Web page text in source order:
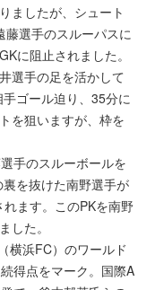
ましたが、シュート
選手のスルーパスに
に阻止されました。
選手の足を活かして
ゴール迫り、35分に
を狙いますが、枠を
手のスルーボールを
を抜けた南野選手が
ます。このPKを南野
した。
横浜FC）のワールド
得点をマーク。国際A